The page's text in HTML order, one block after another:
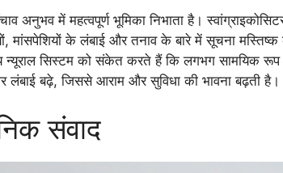
अनुभव में महत्वपूर्ण भूमिका निभाता है।
मांसपेशियों के लंबाई और तनाव के बारे में सूचना
सिस्टम को संकेत करते हैं कि लगभग सामयिक रूप
बढ़े, जिससे आराम और सुविधा की भावना बढ़ती है।
संवाद